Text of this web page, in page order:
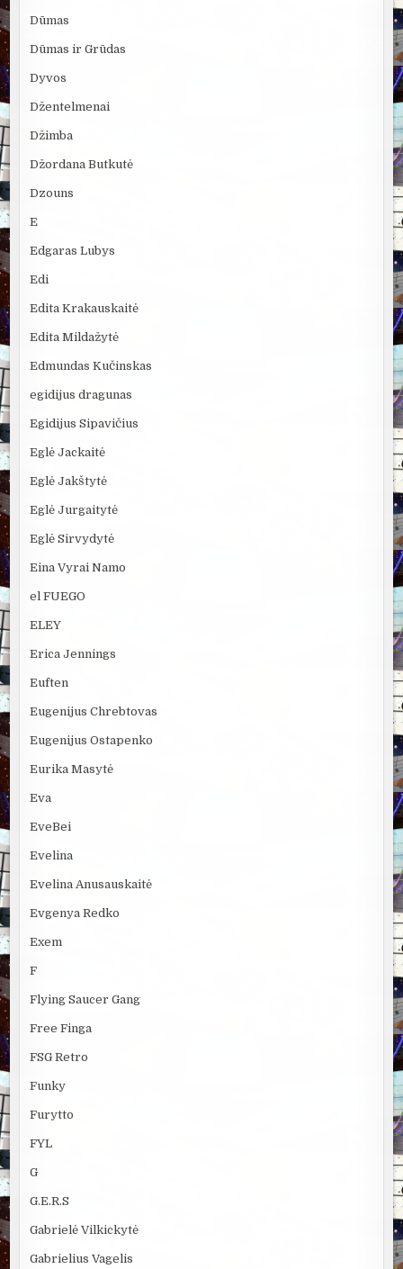
Dūmas
Dūmas ir Grūdas
Dyvos
Džentelmenai
Džimba
Džordana Butkutė
Dzouns
E
Edgaras Lubys
Edi
Edita Krakauskaitė
Edita Mildažytė
Edmundas Kučinskas
egidijus dragunas
Egidijus Sipavičius
Eglė Jackaitė
Eglė Jakštytė
Eglė Jurgaitytė
Eglė Sirvydytė
Eina Vyrai Namo
el FUEGO
ELEY
Erica Jennings
Euften
Eugenijus Chrebtovas
Eugenijus Ostapenko
Eurika Masytė
Eva
EveBei
Evelina
Evelina Anusauskaitė
Evgenya Redko
Exem
F
Flying Saucer Gang
Free Finga
FSG Retro
Funky
Furytto
FYL
G
G.E.R.S
Gabrielė Vilkickytė
Gabrielius Vagelis